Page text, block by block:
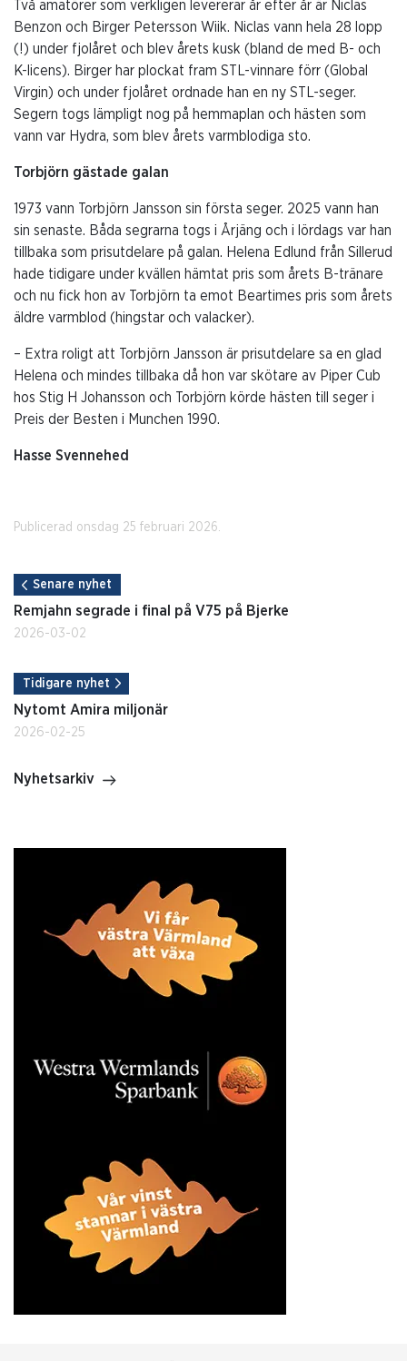
Två amatörer som verkligen levererar år efter år är Niclas
Benzon och Birger Petersson Wiik. Niclas vann hela 28 lopp
(!) under fjolåret och blev årets kusk (bland de med B- och
K-licens). Birger har plockat fram STL-vinnare förr (Global
Virgin) och under fjolåret ordnade han en ny STL-seger.
Segern togs lämpligt nog på hemmaplan och hästen som
vann var Hydra, som blev årets varmblodiga sto.
Torbjörn gästade galan
1973 vann Torbjörn Jansson sin första seger. 2025 vann han
sin senaste. Båda segrarna togs i Årjäng och i lördags var han
tillbaka som prisutdelare på galan. Helena Edlund från Sillerud
hade tidigare under kvällen hämtat pris som årets B-tränare
och nu fick hon av Torbjörn ta emot Beartimes pris som årets
äldre varmblod (hingstar och valacker).
– Extra roligt att Torbjörn Jansson är prisutdelare sa en glad
Helena och mindes tillbaka då hon var skötare av Piper Cub
hos Stig H Johansson och Torbjörn körde hästen till seger i
Preis der Besten i Munchen 1990.
Hasse Svennehed
Publicerad onsdag 25 februari 2026.
Senare nyhet
Remjahn segrade i final på V75 på Bjerke
2026-03-02
Tidigare nyhet
Nytomt Amira miljonär
2026-02-25
Nyhetsarkiv